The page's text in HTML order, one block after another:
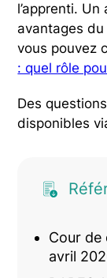
l’apprenti.
avantages
vous pouvez
: quel rôle
Des
disponibles
Cour de
avril